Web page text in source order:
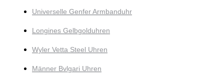
Universelle Genfer Armbanduhr
Longines Gelbgolduhren
Wyler Vetta Steel Uhren
Männer Bvlgari Uhren